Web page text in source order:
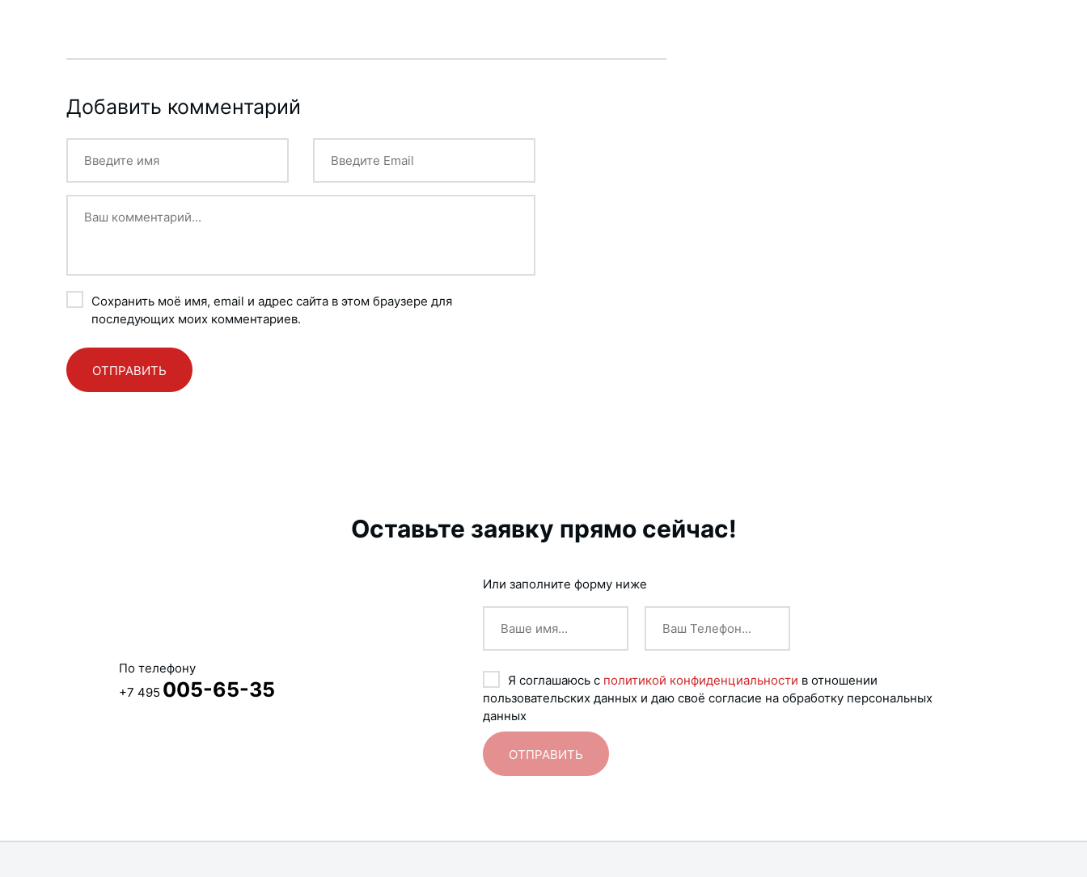
Добавить комментарий
Сохранить моё имя, email и адрес сайта в этом браузере для
последующих моих комментариев.
Оставьте заявку прямо сейчас!
По телефону
+7 495 005-65-35
Или заполните форму ниже
Я соглашаюсь с политикой конфиденциальности в отношении
пользовательских данных и даю своё согласие на обработку персональных
данных